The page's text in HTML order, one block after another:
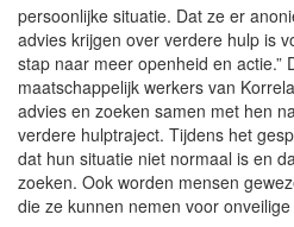
persoonlijke situatie. Dat ze er
advies krijgen over verdere hulp is
stap naar meer openheid en actie.”
maatschappelijk werkers van
advies en zoeken samen met hen
verdere hulptraject. Tijdens het
dat hun situatie niet normaal is en
zoeken. Ook worden mensen
die ze kunnen nemen voor